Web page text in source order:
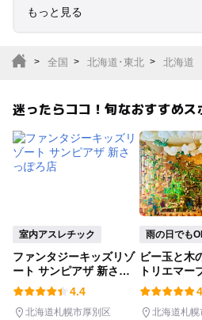
もっと見る
サファリパーク
ク
釣り
いちご狩り
潮干狩り
全国 北海道･東北 北海道
迷ったらココ！旬なおすすめス
室内アスレチック
ファンタジーキッズリゾ
ート サンピアザ 新さっ
ぽろ店
4.4
北海道札幌市厚別区
雨の日でも
ビー玉と木
トリエマー
北海道札幌